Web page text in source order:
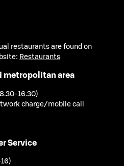
restaurants are found on
Restaurants
metropolitan area
16.30)
charge/mobile call
Service